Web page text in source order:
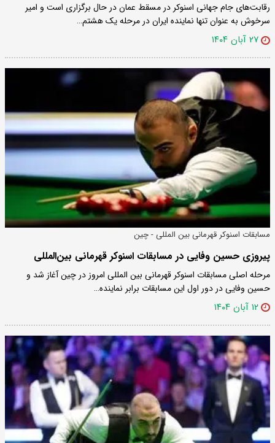
رقابت‌های جام جهانی اسنوکر در مسقط عمان در حال برگزاری است و امیر
سرخوش به عنوان تنها نماینده ایران در مرحله یک هشتم…
۲۷ آبان ۱۴۰۴
مسابقات اسنوکر قهرمانی بین المللی - چین
پیروزی حسین وفایی در مسابقات اسنوکر قهرمانی بین‌المللی
مرحله اصلی مسابقات اسنوکر قهرمانی بین المللی امروز در چین آغاز شد و
حسین وفایی در دور اول این مسابقات برابر نماینده…
۱۲ آبان ۱۴۰۴